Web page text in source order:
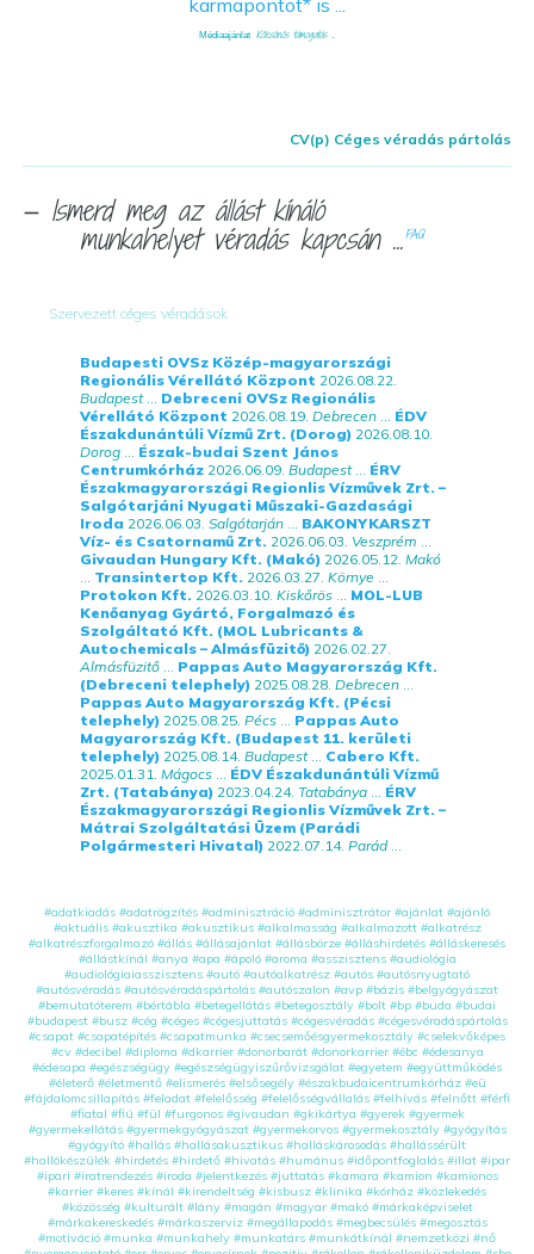
Médiaajánlat Kölcsönös támogatás ...
CV(p) Céges véradás pártolás
— Ismerd meg az állást kínáló
munkahelyet véradás kapcsán ...FAQ
Szervezett céges véradások
Budapesti OVSz Közép-magyarországi
Regionális Vérellátó Központ 2026.08.22.
Budapest... Debreceni OVSz Regionális
Vérellátó Központ 2026.08.19. Debrecen ... ÉDV
Északdunántúli Vízmű Zrt. (Dorog) 2026.08.10.
Dorog ... Észak-budai Szent János
Centrumkórház 2026.06.09. Budapest... ÉRV
Északmagyarországi Regionlis Vízművek Zrt. –
Salgótarjáni Nyugati Műszaki-Gazdasági
Iroda 2026.06.03. Salgótarján ... BAKONYKARSZT
Víz- és Csatornamű Zrt. 2026.06.03. Veszprém ...
Givaudan Hungary Kft. (Makó) 2026.05.12. Makó
... Transintertop Kft. 2026.03.27. Környe ...
Protokon Kft. 2026.03.10. Kiskőrös ... MOL-LUB
Kenőanyag Gyártó, Forgalmazó és
Szolgáltató Kft. (MOL Lubricants &
Autochemicals – Almásfüzitő) 2026.02.27.
Almásfüzitő ... Pappas Auto Magyarország Kft.
(Debreceni telephely) 2025.08.28. Debrecen ...
Pappas Auto Magyarország Kft. (Pécsi
telephely) 2025.08.25. Pécs ... Pappas Auto
Magyarország Kft. (Budapest 11. kerületi
telephely) 2025.08.14. Budapest... Cabero Kft.
2025.01.31. Mágocs ... ÉDV Északdunántúli Vízmű
Zrt. (Tatabánya) 2023.04.24. Tatabánya ... ÉRV
Északmagyarországi Regionlis Vízművek Zrt. –
Mátrai Szolgáltatási Üzem (Parádi
Polgármesteri Hivatal) 2022.07.14. Parád...
#adatkiadás #adatrögzítés #adminisztráció #adminisztrátor #ajánlat #ajánló
#aktuális #akusztika #akusztikus #alkalmasság #alkalmazott #alkatrész
#alkatrészforgalmazó #állás #állásajánlat #állásbörze #álláshirdetés #álláskeresés
#állástkínál #anya #apa #ápoló #aroma #asszisztens #audiológia
#audiológiaiasszisztens #autó #autóalkatrész #autós #autósnyugtató
#autósvéradás #autósvéradáspártolás #autószalon #avp #bázis #belgyógyászat
#bemutatóterem #bértábla #betegellátás #betegosztály #bolt #bp #buda #budai
#budapest #busz #cég #céges #cégesjuttatás #cégesvéradás #cégesvéradáspártolás
#csapat #csapatépítés #csapatmunka #csecsemőésgyermekosztály #cselekvőképes
#cv #decibel #diploma #dkarrier #donorbarát #donorkarrier #ébc #édesanya
#édesapa #egészségügy #egészségügyiszűrővizsgálat #egyetem #együttműködés
#életerő #életmentő #elismerés #elsősegély #északbudaicentrumkórház #eü
#fájdalomcsillapítás #feladat #felelősség #felelősségvállalás #felhívás #felnőtt #férfi
#fiatal #fiú #fül #furgonos #givaudan #gkikártya #gyerek #gyermek
#gyermekellátás #gyermekgyógyászat #gyermekorvos #gyermekosztály #gyógyítás
#gyógyító #hallás #hallásakusztikus #halláskárosodás #hallássérült
#hallókészülék #hirdetés #hirdető #hivatás #humánus #időpontfoglalás #illat #ipar
#ipari #iratrendezés #iroda #jelentkezés #juttatás #kamara #kamion #kamionos
#karrier #keres #kínál #kirendeltség #kisbusz #klinika #kórház #közlekedés
#közösség #kulturált #lány #magán #magyar #makó #márkaképviselet
#márkakereskedés #márkaszerviz #megállapodás #megbecsülés #megosztás
#motiváció #munka #munkahely #munkatárs #munkátkínál #nemzetközi #nő